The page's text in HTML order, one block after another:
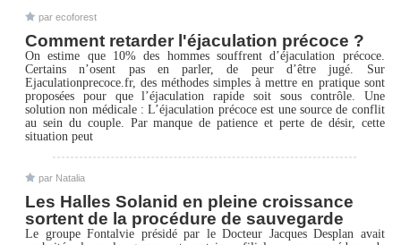
par ecoforest
Comment retarder l'éjaculation précoce ?
On estime que 10% des hommes souffrent d’éjaculation précoce.
Certains n’osent pas en parler, de peur d’être jugé. Sur
Ejaculationprecoce.fr, des méthodes simples à mettre en pratique sont
proposées pour que l’éjaculation rapide soit sous contrôle. Une
solution non médicale : L’éjaculation précoce est une source de conflit
au sein du couple. Par manque de patience et perte de désir, cette
situation peut
par Natalia
Les Halles Solanid en pleine croissance
sortent de la procédure de sauvegarde
Le groupe Fontalvie présidé par le Docteur Jacques Desplan avait